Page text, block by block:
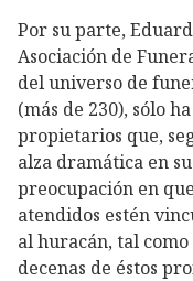
Por su parte,
Asociación de
del universo de
(más de 230), sólo
propietarios que,
alza dramática en
preocupación en
atendidos estén
al huracán, tal
decenas de éstos